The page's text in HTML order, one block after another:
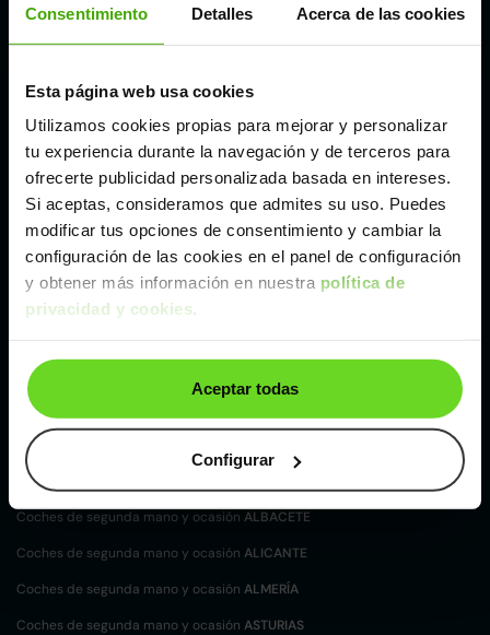
Consentimiento Detalles Acerca de las cookies
Esta página web usa cookies
Utilizamos cookies propias para mejorar y personalizar
tu experiencia durante la navegación y de terceros para
ofrecerte publicidad personalizada basada en intereses.
Si aceptas, consideramos que admites su uso. Puedes
modificar tus opciones de consentimiento y cambiar la
configuración de las cookies en el panel de configuración
y obtener más información en nuestra política de
privacidad y cookies.
Aceptar todas
Configurar
Córdoba
Madrid
Málaga
Valencia
Zaragoza
Ver Volkswagen Taigo de segunda mano y ocasión
Volkswagen Taigo de segunda mano y ocasión
Coches de segunda mano y ocasión por
localización
Coches de segunda mano y ocasión ALBACETE
Coches de segunda mano y ocasión ALICANTE
Coches de segunda mano y ocasión ALMERÍA
Coches de segunda mano y ocasión ASTURIAS